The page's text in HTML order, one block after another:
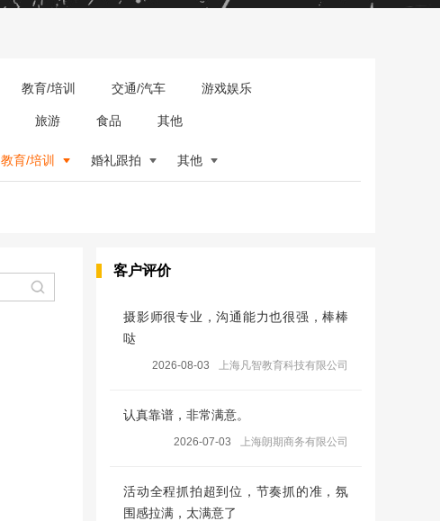
教育/培训 交通/汽车 游戏娱乐
旅游 食品 其他
教育/培训 婚礼跟拍 其他
客户评价
摄影师很专业，沟通能力也很强，棒棒
哒
2026-08-03 上海凡智教育科技有限公司
认真靠谱，非常满意。
2026-07-03 上海朗期商务有限公司
活动全程抓拍超到位，节奏抓的准，氛
围感拉满，太满意了